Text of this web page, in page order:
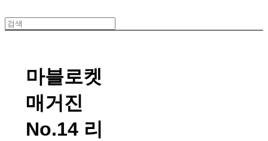
마블로켓
매거진
No.14 리